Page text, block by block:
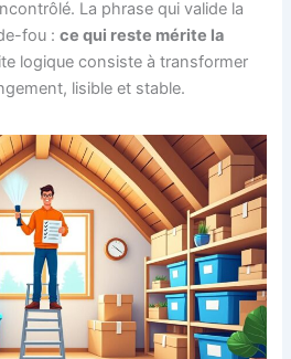
La phrase qui valide la
fou :ce qui reste mérite la
logique consiste à transformer
lisible et stable.